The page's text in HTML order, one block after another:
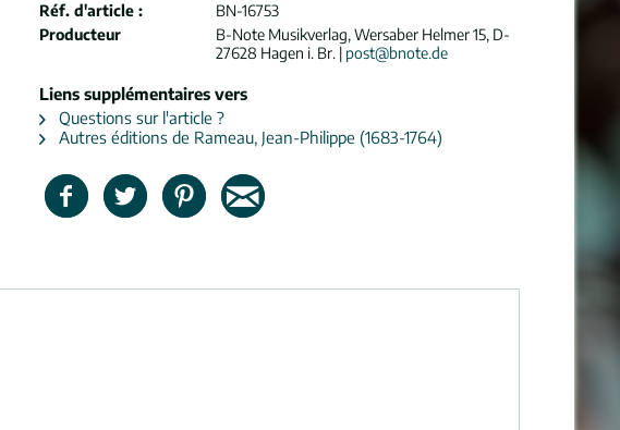
Réf. d'article :
BN-16753
Producteur
B-Note Musikverlag, Wersaber Helmer 15, D-
27628 Hagen i. Br. | post@bnote.de
Liens supplémentaires vers
Questions sur l'article ?
Autres éditions de Rameau, Jean-Philippe (1683-1764)